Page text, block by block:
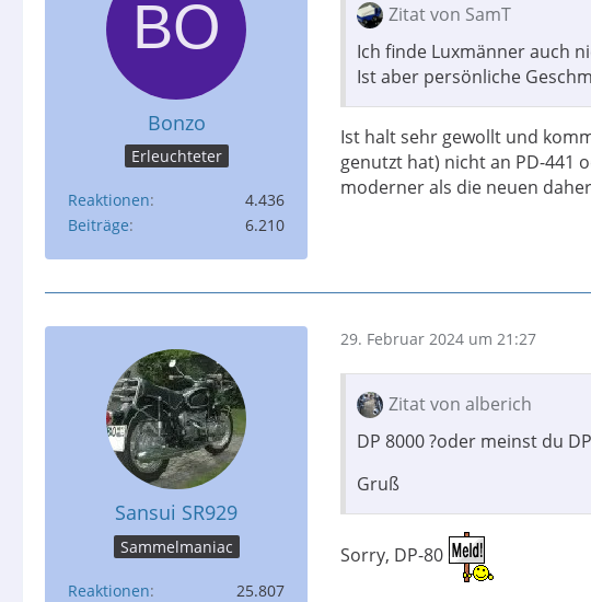
Bonzo
Erleuchteter
Reaktionen
4.436
Beiträge
6.210
Zitat von SamT
Ich finde Luxmänner auch
Ist aber persönliche
Ist halt sehr gewollt und
genutzt hat) nicht an PD-441
moderner als die neuen
Sansui SR929
Sammelmaniac
Reaktionen
25.807
29. Februar 2024 um 21:27
Zitat von alberich
DP 8000 ?oder meinst du
Gruß
Sorry, DP-80